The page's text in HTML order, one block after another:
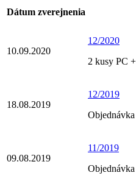
Dátum zverejnenia
10.09.2020
12/2020
2 kusy PC
18.08.2019
12/2019
09.08.2019
11/2019